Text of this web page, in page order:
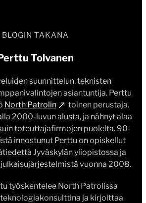
BLOGIN TAKANA
Tolvanen
suunnittelun, teknisten
asiantuntija. Perttu
North Patrolin
toinen perustaja.
2000-luvun alusta, ja nähnyt alaa
toteuttajafirmojen puolelta. 90-
innostunut Perttu on opiskellut
Jyväskylän yliopistossa ja
vuonna 2008.
työskentelee North Patrolissa
ja kirjoittaa